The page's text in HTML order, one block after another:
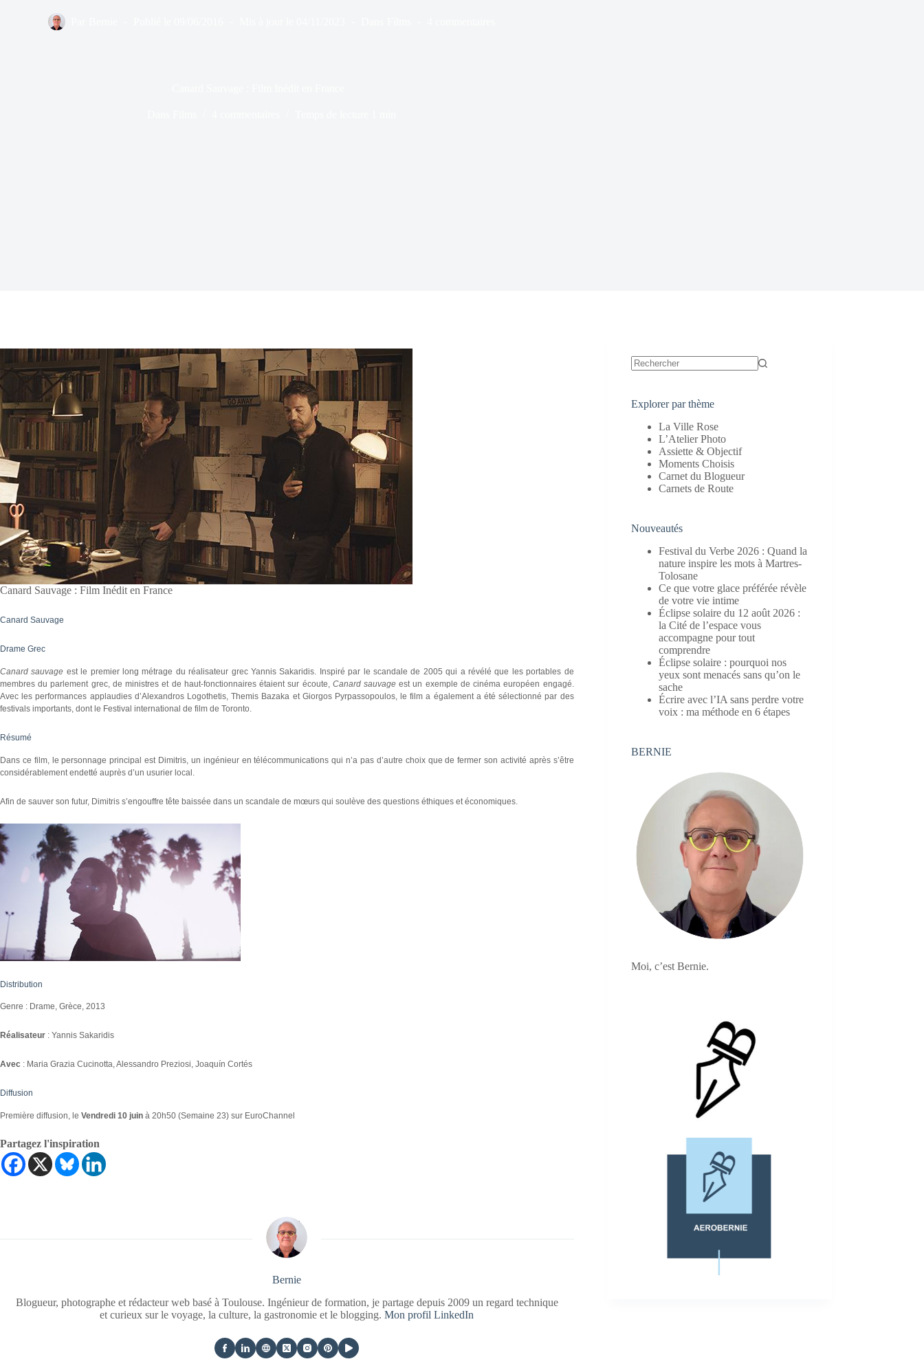
Canard Sauvage : Film Inédit en France
Canard Sauvage
Drame Grec
Canard sauvage est le premier long métrage du réalisateur grec Yannis Sakaridis. Inspiré par le scandale de 2005 qui a révélé que les portables de
membres du parlement grec, de ministres et de haut-fonctionnaires étaient sur écoute, Canard sauvage est un exemple de cinéma européen engagé.
Avec les performances applaudies d’Alexandros Logothetis, Themis Bazaka et Giorgos Pyrpassopoulos, le film a également a été sélectionné par des
festivals importants, dont le Festival international de film de Toronto.
Résumé
Dans ce film, le personnage principal est Dimitris, un ingénieur en télécommunications qui n’a pas d’autre choix que de fermer son activité après s’être
considérablement endetté auprès d’un usurier local.
Afin de sauver son futur, Dimitris s’engouffre tête baissée dans un scandale de mœurs qui soulève des questions éthiques et économiques.
Distribution
Genre : Drame, Grèce, 2013
Réalisateur : Yannis Sakaridis
Avec : Maria Grazia Cucinotta, Alessandro Preziosi, Joaquín Cortés
Diffusion
Première diffusion, le Vendredi 10 juin à 20h50 (Semaine 23) sur EuroChannel
Partagez l'inspiration
Bernie
Blogueur, photographe et rédacteur web basé à Toulouse. Ingénieur de formation, je partage depuis 2009 un regard technique
et curieux sur le voyage, la culture, la gastronomie et le blogging.Mon profil LinkedIn
Explorer par thème
La Ville Rose
L’Atelier Photo
Assiette & Objectif
Moments Choisis
Carnet du Blogueur
Carnets de Route
Nouveautés
Festival du Verbe 2026 : Quand la
nature inspire les mots à Martres-
Tolosane
Ce que votre glace préférée révèle
de votre vie intime
Éclipse solaire du 12 août 2026 :
la Cité de l’espace vous
accompagne pour tout
comprendre
Éclipse solaire : pourquoi nos
yeux sont menacés sans qu’on le
sache
Écrire avec l’IA sans perdre votre
voix : ma méthode en 6 étapes
BERNIE
Moi, c’est Bernie.